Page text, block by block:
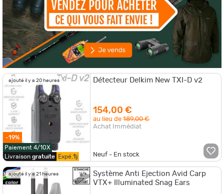
ajouté il y a 20 heures
-19%
Paiement 4/10X
Livraison gratuite Expé. 1j
Détecteur Delkim New TXI-D v2
154,00 €
au lieu de189,00 €
Achat Immédiat
Neuf - En stock
ajouté il y a 21 heures
Système Anti Ejection Avid Carp
VTX+ Illuminated Snag Ears